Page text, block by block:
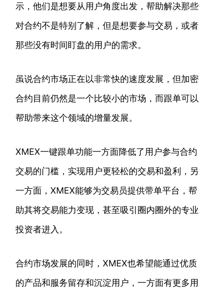
示，他们是想要从用户角度出发，帮助解决那些
对合约不是特别了解，但是想要参与交易，或者
那些没有时间盯盘的用户的需求。
虽说合约市场正在以非常快的速度发展，但加密
合约目前仍然是一个比较小的市场，而跟单可以
帮助带来这个领域的增量发展。
XMEX一键跟单功能一方面降低了用户参与合约
交易的门槛，实现用户更轻松的交易和盈利，另
一方面，XMEX能够为交易员提供带单平台，帮
助其将交易能力变现，甚至吸引圈内圈外的专业
投资者进入。
合约市场发展的同时，XMEX也希望能通过优质
的产品和服务留存和沉淀用户，一方面有更多用